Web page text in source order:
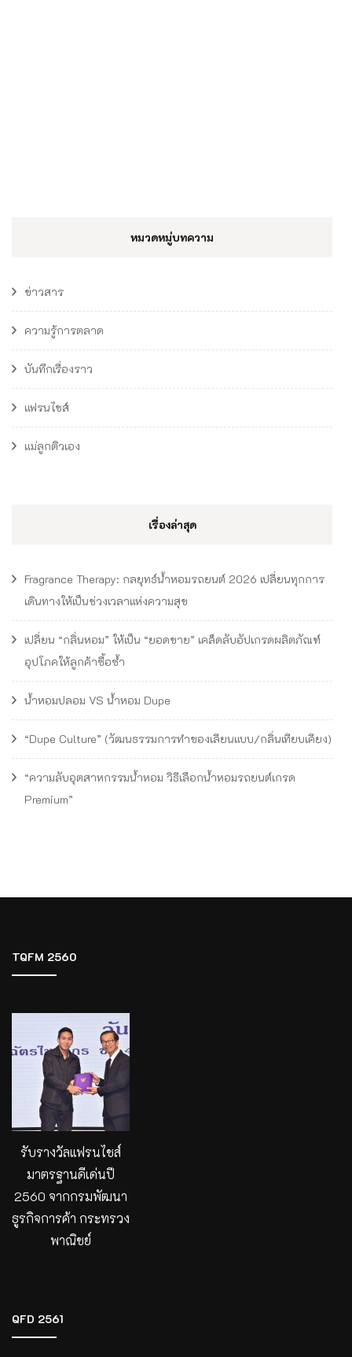
หมวดหมู่บทความ
ข่าวสาร
ความรู้การตลาด
บันทึกเรื่องราว
แฟรนไชส์
แม่ลูกติวเอง
เรื่องล่าสุด
Fragrance Therapy: กลยุทธ์น้ำหอมรถยนต์ 2026 เปลี่ยนทุกการ
เดินทางให้เป็นช่วงเวลาแห่งความสุข
เปลี่ยน “กลิ่นหอม” ให้เป็น “ยอดขาย” เคล็ดลับอัปเกรดผลิตภัณฑ์
อุปโภคให้ลูกค้าซื้อซ้ำ
น้ำหอมปลอม VS น้ำหอม Dupe
“Dupe Culture” (วัฒนธรรมการทำของเลียนแบบ/กลิ่นเทียบเคียง)
“ความลับอุตสาหกรรมน้ำหอม วิธีเลือกน้ำหอมรถยนต์เกรด
Premium”
TQFM 2560
รับรางวัลแฟรนไชส์
มาตรฐานดีเด่นปี
2560 จากกรมพัฒนา
ธูรกิจการค้า กระทรวง
พาณิชย์
QFD 2561